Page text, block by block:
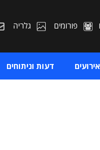
פורומים גלריה
דעות וניתוחים